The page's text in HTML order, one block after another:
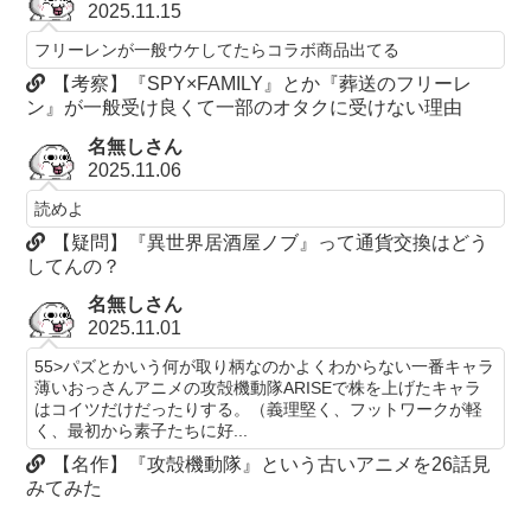
2025.11.15
フリーレンが一般ウケしてたらコラボ商品出てる
【考察】『SPY×FAMILY』とか『葬送のフリーレ
ン』が一般受け良くて一部のオタクに受けない理由
名無しさん
2025.11.06
読めよ
【疑問】『異世界居酒屋ノブ』って通貨交換はどう
してんの？
名無しさん
2025.11.01
55>パズとかいう何が取り柄なのかよくわからない一番キャラ
薄いおっさんアニメの攻殻機動隊ARISEで株を上げたキャラ
はコイツだけだったりする。（義理堅く、フットワークが軽
く、最初から素子たちに好...
【名作】『攻殻機動隊』という古いアニメを26話見
みてみた